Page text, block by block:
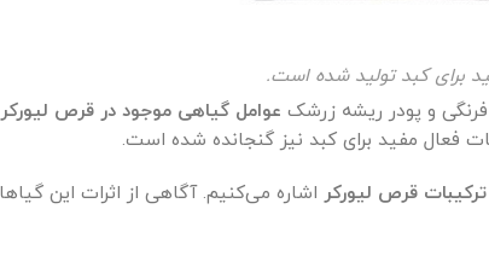
برای کبد تولید شده است.
فرنگی و پودر ریشه زرشک عوامل گیاهی موجود در قرص لیورکر
فعال مفید برای کبد نیز گنجانده شده است.
ترکیبات قرص لیورکر اشاره می‌کنیم. آگاهی از اثرات این